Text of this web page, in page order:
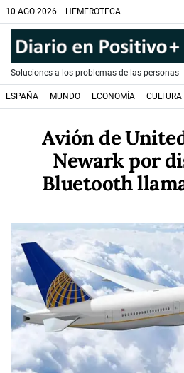
10 AGO 2026 HEMEROTECA
Soluciones a los problemas de las personas
ESPAÑA MUNDO ECONOMÍA CULTURA
Avión de
Newark por
Bluetooth